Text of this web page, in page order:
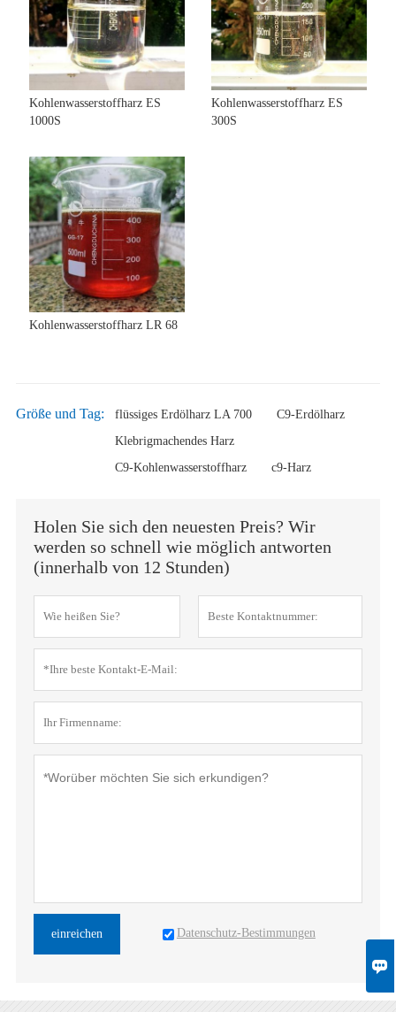

Kohlenwasserstoffharz ES
1000S
Kohlenwasserstoffharz ES
300S
Kohlenwasserstoffharz LR 68
Größe und Tag: flüssiges Erdölharz LA 700
C9-Erdölharz
Klebrigmachendes Harz
C9-Kohlenwasserstoffharz
c9-Harz
Holen Sie sich den neuesten Preis? Wir
werden so schnell wie möglich antworten
(innerhalb von 12 Stunden)
einreichen Datenschutz-Bestimmungen